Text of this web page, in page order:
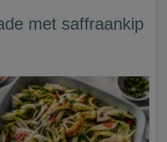
met saffraankip